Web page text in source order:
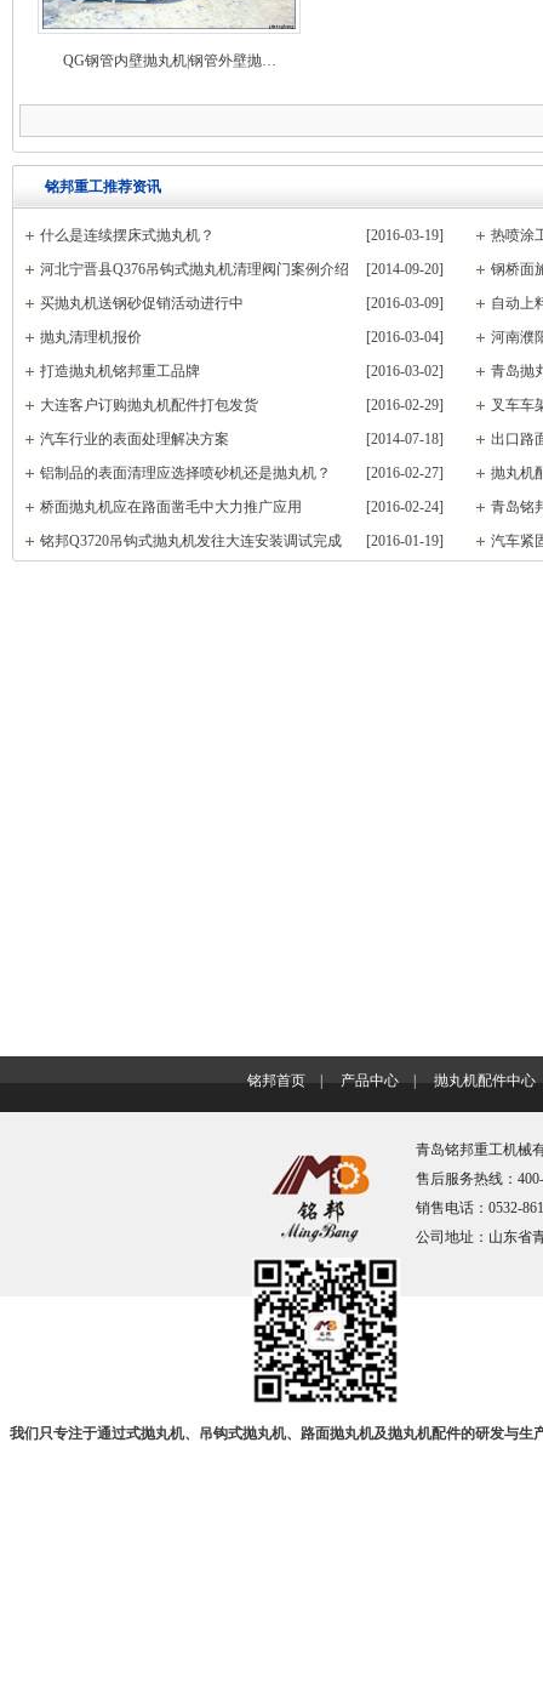
QG钢管内壁抛丸机|钢管外壁抛…
铭邦重工推荐资讯
[2016-03-19]
什么是连续摆床式抛丸机？
热喷涂
[2014-09-20]
河北宁晋县Q376吊钩式抛丸机清理阀门案例介绍
钢桥面
[2016-03-09]
买抛丸机送钢砂促销活动进行中
自动上
[2016-03-04]
抛丸清理机报价
河南濮
[2016-03-02]
打造抛丸机铭邦重工品牌
青岛抛
[2016-02-29]
大连客户订购抛丸机配件打包发货
叉车车
[2014-07-18]
汽车行业的表面处理解决方案
出口路
[2016-02-27]
铝制品的表面清理应选择喷砂机还是抛丸机？
抛丸机
[2016-02-24]
桥面抛丸机应在路面凿毛中大力推广应用
青岛铭
[2016-01-19]
铭邦Q3720吊钩式抛丸机发往大连安装调试完成
汽车紧
铭邦首页 产品中心 抛丸机配件中心
青岛铭邦重工机械
售后服务热线：
销售电话：0532-
公司地址：山东省
我们只专注于通过式抛丸机、吊钩式抛丸机、路面抛丸机及抛丸机配件的研发与